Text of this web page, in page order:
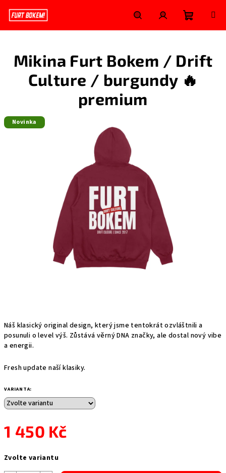
obsah
HledatPřihlášeníNákupní
košík
Náš klasický original design, který jsme tentokrát ozvláštnili a
posunuli o level výš. Zůstává věrný DNA značky, ale dostal nový vibe
a energii.
Fresh update naší klasiky.
VARIANTA:
1 450 Kč
cena:
Zvolte variantu
Mikina Furt Bokem / Drift
Culture / burgundy 🔥
premium
Novinka